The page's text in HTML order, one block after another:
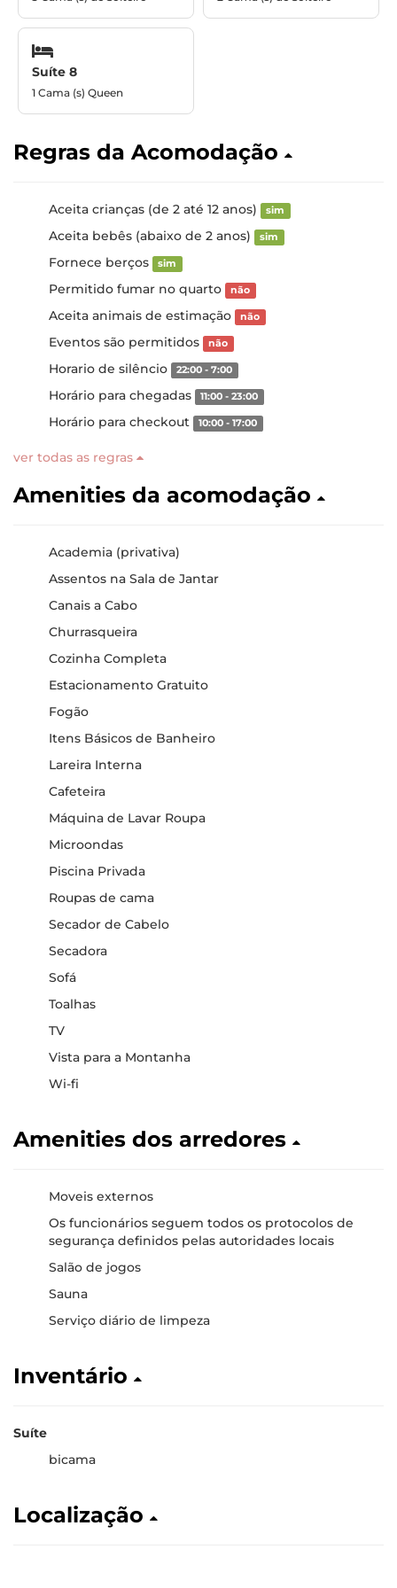
Suíte 8
1 Cama (s) Queen
Regras da Acomodação
Aceita crianças (de 2 até 12 anos) sim
Aceita bebês (abaixo de 2 anos) sim
Fornece berços sim
Permitido fumar no quarto não
Aceita animais de estimação não
Eventos são permitidos não
Horario de silêncio 22:00 - 7:00
Horário para chegadas 11:00 - 23:00
Horário para checkout 10:00 - 17:00
ver todas as regras
Amenities da acomodação
Academia (privativa)
Assentos na Sala de Jantar
Canais a Cabo
Churrasqueira
Cozinha Completa
Estacionamento Gratuito
Fogão
Itens Básicos de Banheiro
Lareira Interna
Cafeteira
Máquina de Lavar Roupa
Microondas
Piscina Privada
Roupas de cama
Secador de Cabelo
Secadora
Sofá
Toalhas
TV
Vista para a Montanha
Wi-fi
Amenities dos arredores
Moveis externos
Os funcionários seguem todos os protocolos de
segurança definidos pelas autoridades locais
Salão de jogos
Sauna
Serviço diário de limpeza
Inventário
Suíte
bicama
Localização